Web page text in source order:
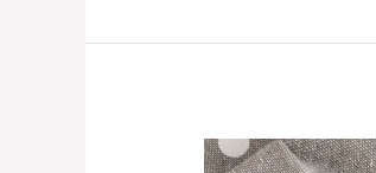
Blinis